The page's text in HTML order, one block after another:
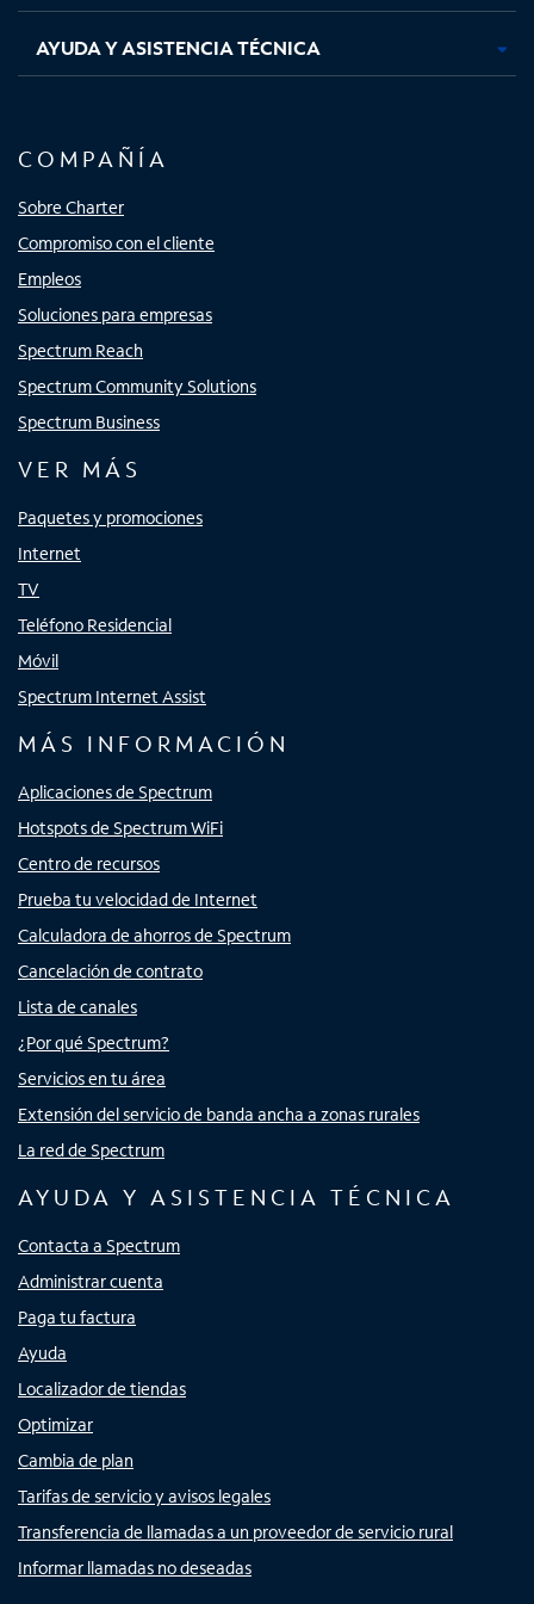
AYUDA Y ASISTENCIA TÉCNICA
COMPAÑÍA
Sobre Charter
Compromiso con el cliente
Empleos
Soluciones para empresas
Spectrum Reach
Spectrum Community Solutions
Spectrum Business
VER MÁS
Paquetes y promociones
Internet
TV
Teléfono Residencial
Móvil
Spectrum Internet Assist
MÁS INFORMACIÓN
Aplicaciones de Spectrum
Hotspots de Spectrum WiFi
Centro de recursos
Prueba tu velocidad de Internet
Calculadora de ahorros de Spectrum
Cancelación de contrato
Lista de canales
¿Por qué Spectrum?
Servicios en tu área
Extensión del servicio de banda ancha a zonas rurales
La red de Spectrum
AYUDA Y ASISTENCIA TÉCNICA
Contacta a Spectrum
Administrar cuenta
Paga tu factura
Ayuda
Localizador de tiendas
Optimizar
Cambia de plan
Tarifas de servicio y avisos legales
Transferencia de llamadas a un proveedor de servicio rural
Informar llamadas no deseadas